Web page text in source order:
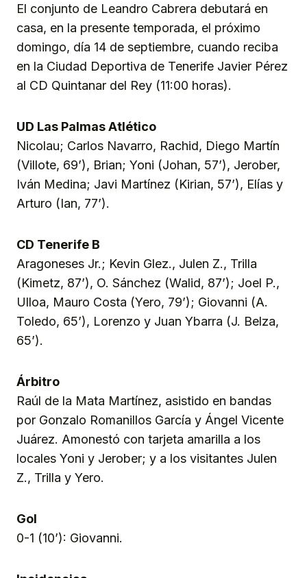
El conjunto de Leandro Cabrera debutará en
casa, en la presente temporada, el próximo
domingo, día 14 de septiembre, cuando reciba
en la Ciudad Deportiva de Tenerife Javier Pérez
al CD Quintanar del Rey (11:00 horas).
UD Las Palmas Atlético
Nicolau; Carlos Navarro, Rachid, Diego Martín
(Villote, 69’), Brian; Yoni (Johan, 57’), Jerober,
Iván Medina; Javi Martínez (Kirian, 57’), Elías y
Arturo (Ian, 77’).
CD Tenerife B
Aragoneses Jr.; Kevin Glez., Julen Z., Trilla
(Kimetz, 87’), O. Sánchez (Walid, 87’); Joel P.,
Ulloa, Mauro Costa (Yero, 79’); Giovanni (A.
Toledo, 65’), Lorenzo y Juan Ybarra (J. Belza,
65’).
Árbitro
Raúl de la Mata Martínez, asistido en bandas
por Gonzalo Romanillos García y Ángel Vicente
Juárez. Amonestó con tarjeta amarilla a los
locales Yoni y Jerober; y a los visitantes Julen
Z., Trilla y Yero.
Gol
0-1 (10’): Giovanni.